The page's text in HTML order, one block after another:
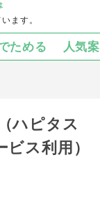
ます。
ためる 人気
ハピタス
ス利用）